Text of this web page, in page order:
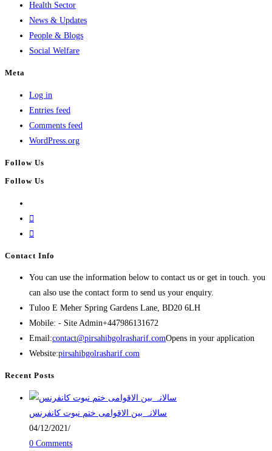
Health Sector
News & Updates
People & Blogs
Social Welfare
Meta
Log in
Entries feed
Comments feed
WordPress.org
Follow Us
Follow Us
Contact Info
You can use the information below to contact us or get in touch. you
can also use the contact form to send us your enquiry.
Tuloo E Meher Spring Gardens Lane, BD20 6LH
Mobile: - Site Admin+447986131672
Email:contact@pirsahibgolrasharif.comOpens in your application
Website:pirsahibgolrasharif.com
Recent Posts
‎سالانہ بین الاقوامی ختم نبوت کانفرنس
04/12/2021/
0 Comments